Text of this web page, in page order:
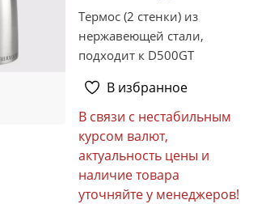
Термос (2 стенки) из
нержавеющей стали,
подходит к D500GT
В избранное
В связи с нестабильным
курсом валют,
актуальность цены и
наличие товара
уточняйте у менеджеров!